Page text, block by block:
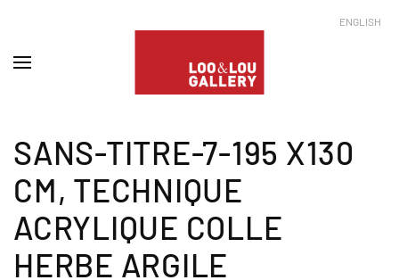
ENGLISH
SANS-TITRE-7-195 X130
CM, TECHNIQUE
ACRYLIQUE COLLE
HERBE ARGILE